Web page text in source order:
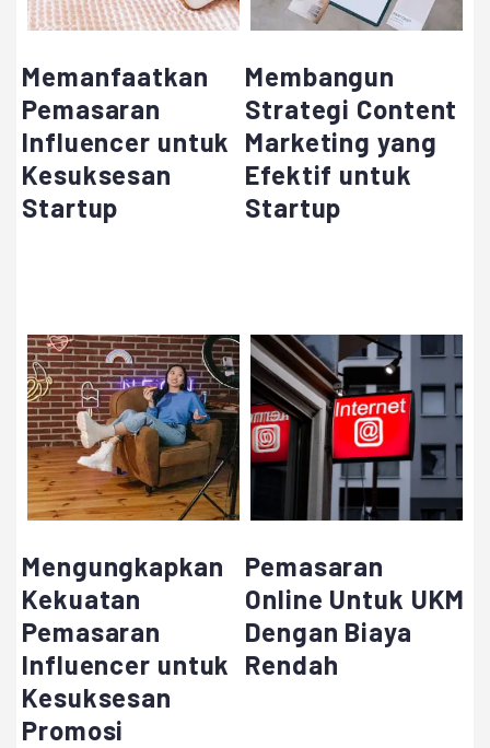
Memanfaatkan
Pemasaran
Influencer untuk
Kesuksesan
Startup
Membangun
Strategi Content
Marketing yang
Efektif untuk
Startup
Mengungkapkan
Kekuatan
Pemasaran
Influencer untuk
Kesuksesan
Promosi
Pemasaran
Online Untuk UKM
Dengan Biaya
Rendah